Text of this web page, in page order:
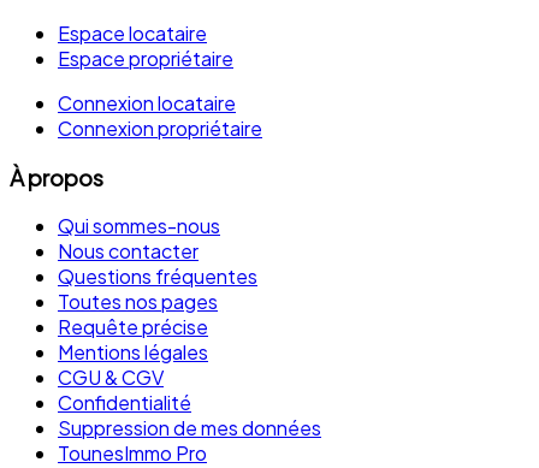
Espace locataire
Espace propriétaire
Connexion locataire
Connexion propriétaire
À propos
Qui sommes-nous
Nous contacter
Questions fréquentes
Toutes nos pages
Requête précise
Mentions légales
CGU & CGV
Confidentialité
Suppression de mes données
TounesImmo Pro